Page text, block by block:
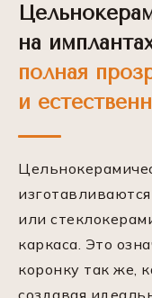
на
полная
и
или
каркаса. Это
коронку так же,
создавая